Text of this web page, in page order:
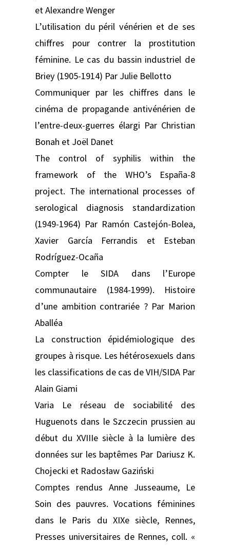
et Alexandre Wenger
L’utilisation du péril vénérien et de ses
chiffres pour contrer la prostitution
féminine. Le cas du bassin industriel de
Briey (1905-1914) Par Julie Bellotto
Communiquer par les chiffres dans le
cinéma de propagande antivénérien de
l’entre-deux-guerres élargi Par Christian
Bonah et Joël Danet
The control of syphilis within the
framework of the WHO’s España-8
project. The international processes of
serological diagnosis standardization
(1949-1964) Par Ramón Castejón-Bolea,
Xavier García Ferrandis et Esteban
Rodríguez-Ocaña
Compter le SIDA dans l’Europe
communautaire (1984-1999). Histoire
d’une ambition contrariée ? Par Marion
Aballéa
La construction épidémiologique des
groupes à risque. Les hétérosexuels dans
les classifications de cas de VIH/SIDA Par
Alain Giami
Varia Le réseau de sociabilité des
Huguenots dans le Szczecin prussien au
début du XVIIIe siècle à la lumière des
données sur les baptêmes Par Dariusz K.
Chojecki et Radosław Gaziński
Comptes rendus Anne Jusseaume, Le
Soin des pauvres. Vocations féminines
dans le Paris du XIXe siècle, Rennes,
Presses universitaires de Rennes, coll. «